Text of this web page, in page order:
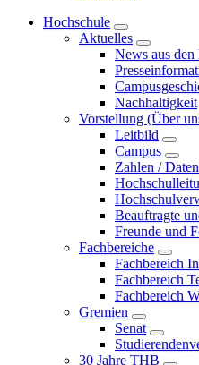
Hochschule
Aktuelles
News aus den
Nachhaltigkeit
Vorstellung (Über
Leitbild
Campus
Zahlen /
Beauftragte
Freunde und
Fachbereiche
Fachbereich
Fachbereich
Fachbereich
Gremien
Senat
30 Jahre THB